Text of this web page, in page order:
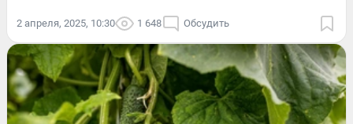
2 апреля, 2025, 10:30 1 648 Обсудить